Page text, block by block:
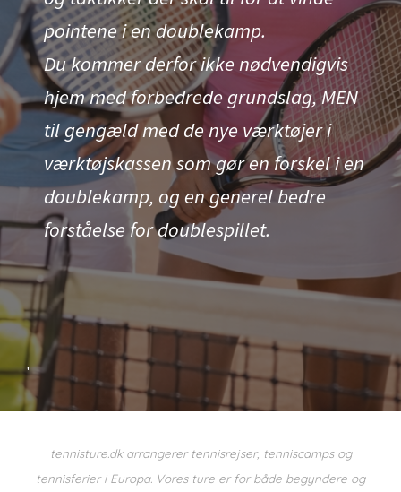
pointene i en doublekamp.
Du kommer derfor ikke nødvendigvis
hjem med forbedrede grundslag, MEN
til gengæld med de nye værktøjer i
værktøjskassen som gør en forskel i en
doublekamp, og en generel bedre
forståelse for doublespillet.
'
tennisture.dk arrangerer tennisrejser, tenniscamps og
tennisferier i Europa. Vores ture er for både begyndere og